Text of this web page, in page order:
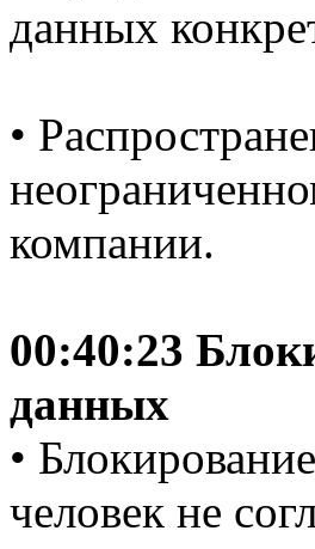
данных
•
компании.
00:40:23
данных
•
человек не